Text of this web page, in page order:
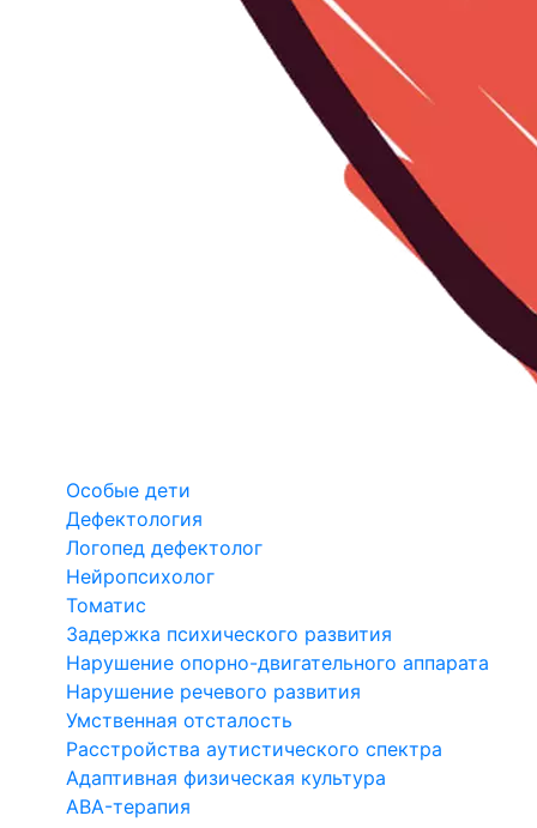
Особые дети
Дефектология
Логопед дефектолог
Нейропсихолог
Томатис
Задержка психического развития
Нарушение опорно-двигательного аппарата
Нарушение речевого развития
Умственная отсталость
Расстройства аутистического спектра
Адаптивная физическая культура
ABA-терапия